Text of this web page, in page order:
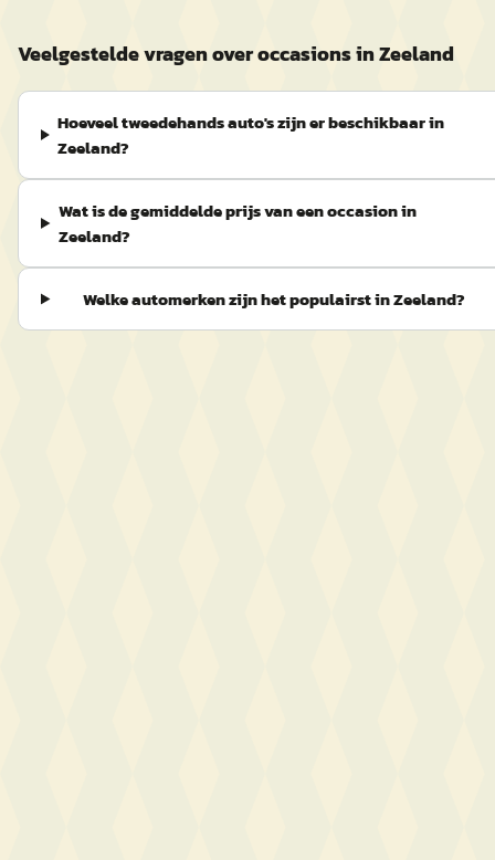
Veelgestelde vragen over occasions in Zeeland
Hoeveel tweedehands auto's zijn er beschikbaar in
Zeeland?
Wat is de gemiddelde prijs van een occasion in
Zeeland?
Welke automerken zijn het populairst in Zeeland?